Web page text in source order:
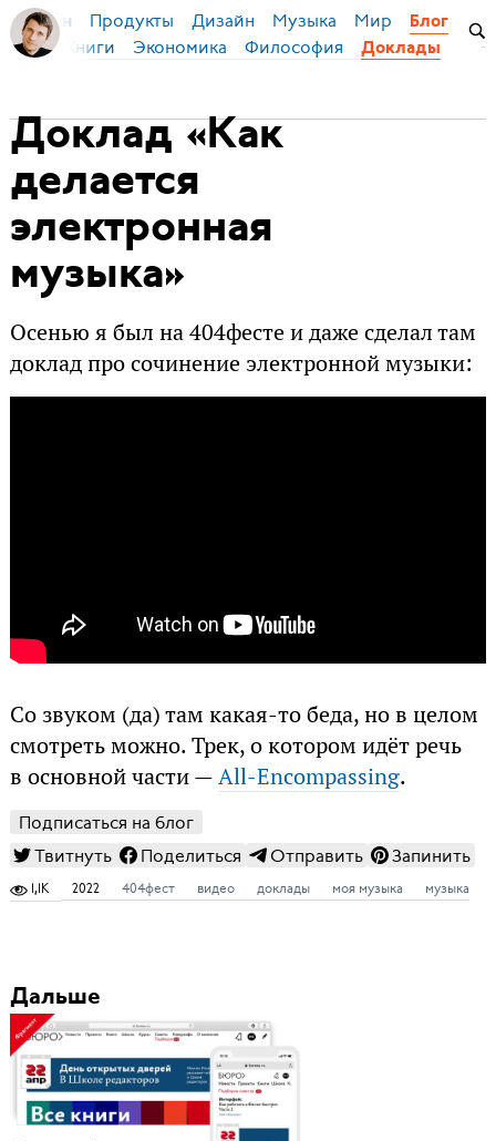
Бирман Продукты Дизайн Музыка Мир Блог
язык Книги Экономика Философия Доклады
Доклад «Как
делается
электронная
музыка»
Осенью я был на 404фесте и даже сделал там
доклад про сочинение электронной музыки:
Со звуком (да) там какая-то беда, но в целом
смотреть можно. Трек, о котором идёт речь
в основной части —All-Encompassing.
Подписаться на блог
Твитнуть
Поделиться Отправить Запинить
1,1K 2022 404фест видео доклады моя музыка музыка
Дальше